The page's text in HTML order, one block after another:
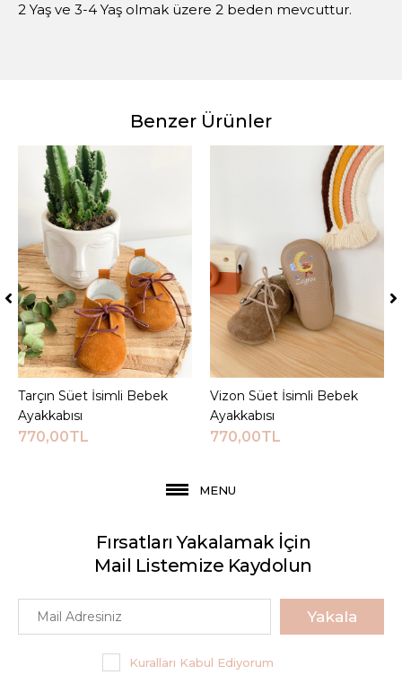
2 Yaş ve 3-4 Yaş olmak üzere 2 beden mevcuttur.
Benzer Ürünler
Sepete Ekle
Tarçın Süet İsimli Bebek
Ayakkabısı
770,00TL
Sepete Ekle
Vizon Süet İsimli Bebek
Ayakkabısı
770,00TL
MENU
Fırsatları Yakalamak İçin
Mail Listemize Kaydolun
Yakala
Kuralları Kabul Ediyorum